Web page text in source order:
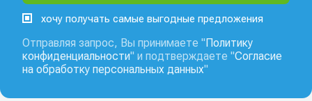
хочу получать самые выгодные предложения
Отправляя запрос, Вы принимаете " Политику
конфиденциальности" и подтверждаете "Согласие
на обработку персональных данных"